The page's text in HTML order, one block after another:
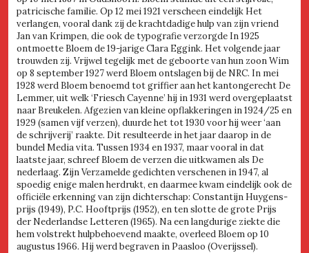
patricische familie. Op 12 mei 1921 verscheen eindelijk Het
verlangen, vooral dank zij de krachtdadige hulp van zijn vriend
Jan van Krimpen, die ook de typografie verzorgde In 1925
ontmoette Bloem de 19-jarige Clara Eggink. Het volgende jaar
trouwden zij. Vrijwel tegelijk met de geboorte van hun zoon Wim
op 8 september 1927 werd Bloem ontslagen bij de NRC. In mei
1928 werd Bloem benoemd tot griffier aan het kantongerecht De
Lemmer, uit welk ‘Friesch Cayenne’ hij in 1931 werd overgeplaatst
naar Breukelen. Afgezien van kleine opflakkeringen in 1924/25 en
1929 (samen vijf verzen), duurde het tot 1930 voor hij weer ‘aan
de schrijverij’ raakte. Dit resulteerde in het jaar daarop in de
bundel Media vita. Tussen 1934 en 1937, maar vooral in dat
laatste jaar, schreef Bloem de verzen die uitkwamen als De
nederlaag. Zijn Verzamelde gedichten verschenen in 1947, al
spoedig enige malen herdrukt, en daarmee kwam eindelijk ook de
officiële erkenning van zijn dichterschap: Constantijn Huygens-
prijs (1949), P.C. Hooftprijs (1952), en ten slotte de grote Prijs
der Nederlandse Letteren (1965). Na een langdurige ziekte die
hem volstrekt hulpbehoevend maakte, overleed Bloem op 10
augustus 1966. Hij werd begraven in Paasloo (Overijssel).